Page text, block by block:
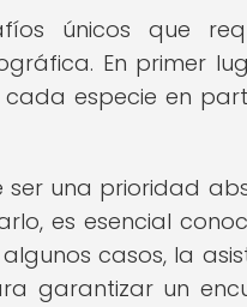
únicos que
En primer
especie en
una prioridad
es esencial
casos, la
garantizar un